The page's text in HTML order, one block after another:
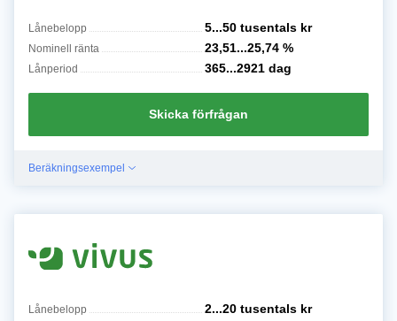
Lånebelopp 5...50 tusentals kr
Nominell ränta 23,51...25,74 %
Lånperiod 365...2921 dag
Skicka förfrågan
Beräkningsexempel
Lånebelopp 2...20 tusentals kr